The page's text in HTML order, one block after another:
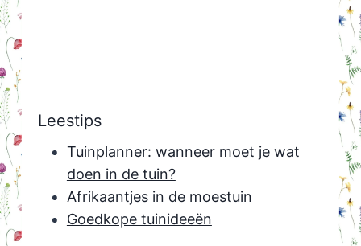
Leestips
Tuinplanner: wanneer moet je wat
doen in de tuin?
Afrikaantjes in de moestuin
Goedkope tuinideeën